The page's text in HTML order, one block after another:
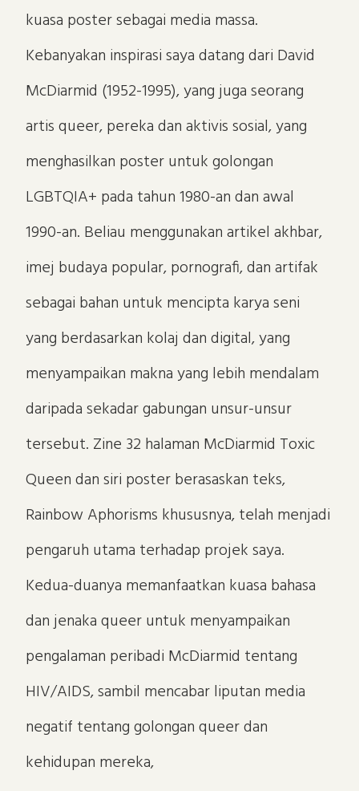
kuasa poster sebagai media massa.
Kebanyakan inspirasi saya datang dari David
McDiarmid (1952-1995), yang juga seorang
artis queer, pereka dan aktivis sosial, yang
menghasilkan poster untuk golongan
LGBTQIA+ pada tahun 1980-an dan awal
1990-an. Beliau menggunakan artikel akhbar,
imej budaya popular, pornografi, dan artifak
sebagai bahan untuk mencipta karya seni
yang berdasarkan kolaj dan digital, yang
menyampaikan makna yang lebih mendalam
daripada sekadar gabungan unsur-unsur
tersebut. Zine 32 halaman McDiarmid Toxic
Queen dan siri poster berasaskan teks,
Rainbow Aphorisms khususnya, telah menjadi
pengaruh utama terhadap projek saya.
Kedua-duanya memanfaatkan kuasa bahasa
dan jenaka queer untuk menyampaikan
pengalaman peribadi McDiarmid tentang
HIV/AIDS, sambil mencabar liputan media
negatif tentang golongan queer dan
kehidupan mereka,